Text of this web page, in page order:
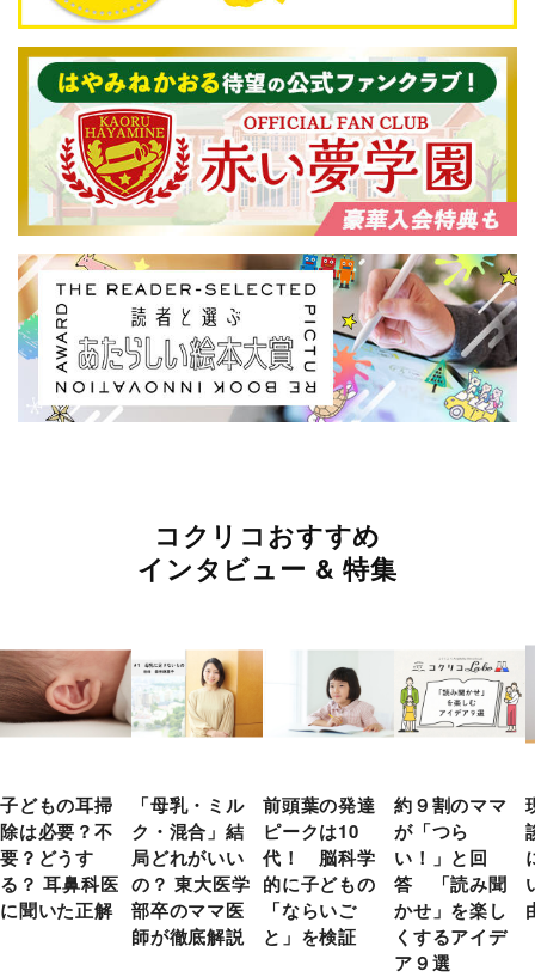
コクリコおすすめ
インタビュー & 特集
子どもの耳掃
除は必要？不
要？どうす
る？ 耳鼻科医
に聞いた正解
「母乳・ミル
ク・混合」結
局どれがいい
の？ 東大医学
部卒のママ医
師が徹底解説
前頭葉の発達
ピークは10
代！ 脳科学
的に子どもの
「ならいご
と」を検証
約９割のママ
が「つら
い！」と回
答 「読み聞
かせ」を楽し
くするアイデ
ア９選